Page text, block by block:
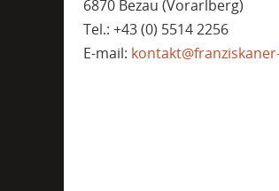
6870 Bezau (Vorarlberg)
Tel.: +43 (0) 5514 2256
E-mail: